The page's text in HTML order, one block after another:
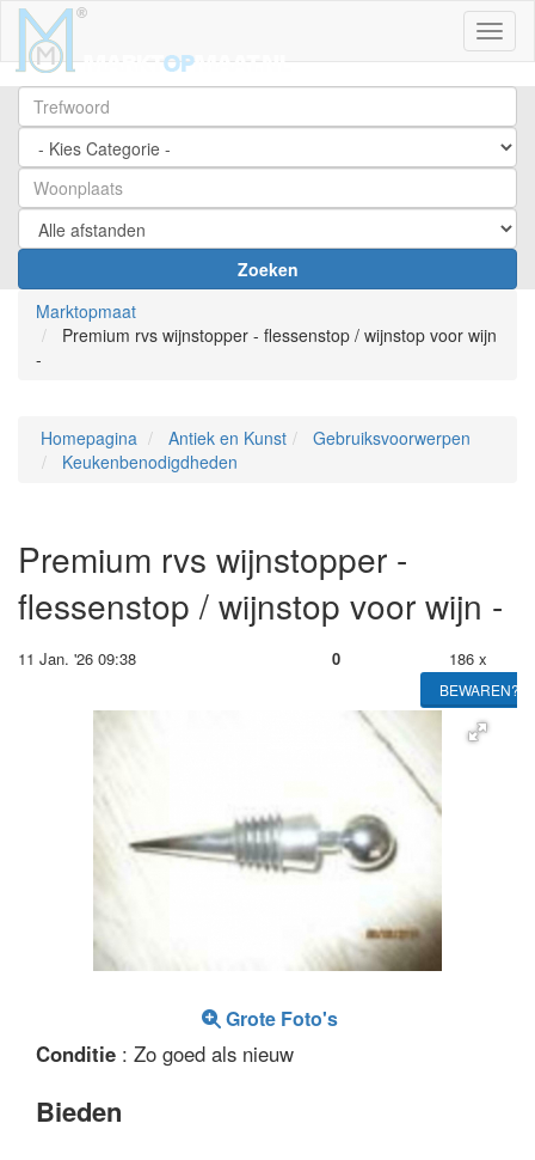
Zoeken
Marktopmaat
Premium rvs wijnstopper - flessenstop / wijnstop voor wijn
-
Homepagina Antiek en Kunst
Gebruiksvoorwerpen
Keukenbenodigdheden
Premium rvs wijnstopper -
flessenstop / wijnstop voor wijn -
11 Jan. '26 09:38 0 186 x
BEWAREN?
Grote Foto's
Conditie : Zo goed als nieuw
Bieden